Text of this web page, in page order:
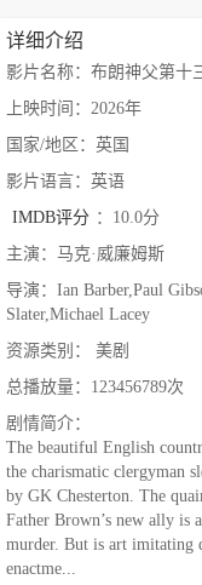
详细介绍
影片名称：布朗神父第十
上映时间：2026年
国家/地区：英国
影片语言：英语
IMDB评分 ：10.0分
主演：马克·威廉姆斯
导演：Ian Barber,Paul
Slater,Michael Lacey
资源类别： 美剧
总播放量：123456789次
剧情简介：
The beautiful English
the charismatic clergyman
by GK Chesterton. The
Father Brown’s new ally is
murder. But is art imitating
enactme...